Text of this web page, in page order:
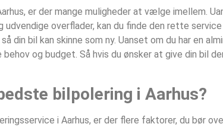
er der mange muligheder at vælge imellem.
overflader, kan du finde den rette
din bil kan skinne som ny. Uanset om du har en
og budget. Så hvis du ønsker at give din bil
bilpolering i Aarhus?
i Aarhus, er der flere faktorer, du bør